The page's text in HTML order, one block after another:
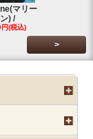
マリー
ン) /
(税込)
>